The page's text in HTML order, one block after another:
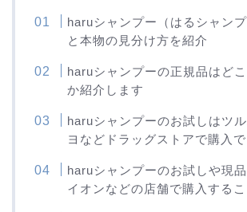
haruシャンプー（はるシャン
と本物の見分け方を紹介
haruシャンプーの正規品はど
か紹介します
haruシャンプーのお試しはツ
ヨなどドラッグストアで購入で
haruシャンプーのお試しや現
イオンなどの店舗で購入する